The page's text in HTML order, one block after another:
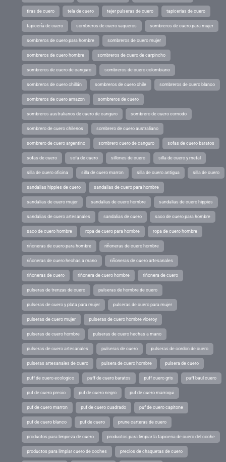
tiras de cuero tela de cuero tejer pulseras de cuero tapicerias de cuero
tapicería de cuero sombreros de cuero vaqueros sombreros de cuero para mujer
sombreros de cuero para hombre sombreros de cuero mujer
sombreros de cuero hombre sombreros de cuero de carpincho
sombreros de cuero de canguro sombreros de cuero colombiano
sombreros de cuero chillán sombreros de cuero chile sombreros de cuero blanco
sombreros de cuero amazon sombreros de cuero
sombreros australianos de cuero de canguro sombrero de cuero comodo
sombrero de cuero chilenos sombrero de cuero australiano
sombrero de cuero argentino sombrero cuero de canguro sofas de cuero baratos
sofas de cuero sofa de cuero sillones de cuero silla de cuero y metal
silla de cuero oficina silla de cuero marron silla de cuero antigua silla de cuero
sandalias hippies de cuero sandalias de cuero para hombre
sandalias de cuero mujer sandalias de cuero hombre sandalias de cuero hippies
sandalias de cuero artesanales sandalias de cuero saco de cuero para hombre
saco de cuero hombre ropa de cuero para hombre ropa de cuero hombre
riñoneras de cuero para hombre riñoneras de cuero hombre
riñoneras de cuero hechas a mano riñoneras de cuero artesanales
riñoneras de cuero riñonera de cuero hombre riñonera de cuero
pulseras de trenzas de cuero pulseras de hombre de cuero
pulseras de cuero y plata para mujer pulseras de cuero para mujer
pulseras de cuero mujer pulseras de cuero hombre viceroy
pulseras de cuero hombre pulseras de cuero hechas a mano
pulseras de cuero artesanales pulseras de cuero pulseras de cordon de cuero
pulseras artesanales de cuero pulsera de cuero hombre pulsera de cuero
puff de cuero ecologico puff de cuero baratos puff cuero gris puff baul cuero
puf de cuero precio puf de cuero negro puf de cuero marroqui
puf de cuero marron puf de cuero cuadrado puf de cuero capitone
puf de cuero blanco puf de cuero prune carteras de cuero
productos para limpieza de cuero productos para limpiar la tapiceria de cuero del coche
productos para limpiar cuero de coches precios de chaquetas de cuero